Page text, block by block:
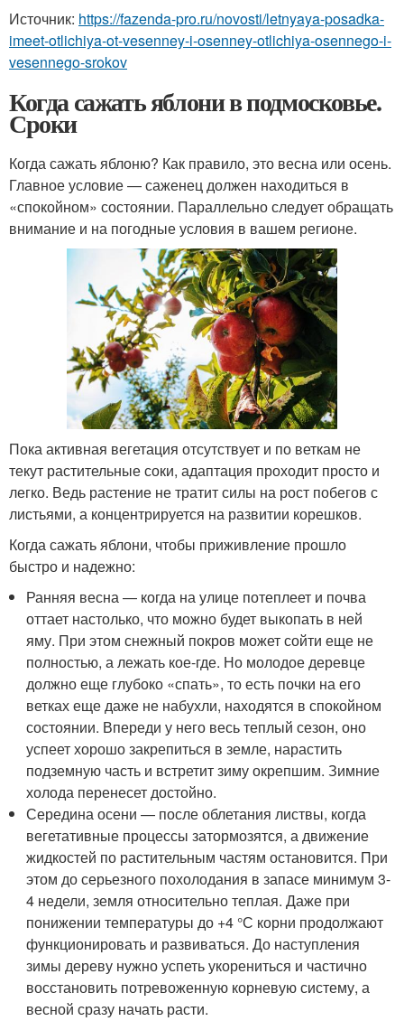
Источник: https://fazenda-pro.ru/novosti/letnyaya-posadka-
imeet-otlichiya-ot-vesenney-i-osenney-otlichiya-osennego-i-
vesennego-srokov
Когда сажать яблони в подмосковье.
Сроки
Когда сажать яблоню? Как правило, это весна или осень.
Главное условие — саженец должен находиться в
«спокойном» состоянии. Параллельно следует обращать
внимание и на погодные условия в вашем регионе.
Пока активная вегетация отсутствует и по веткам не
текут растительные соки, адаптация проходит просто и
легко. Ведь растение не тратит силы на рост побегов с
листьями, а концентрируется на развитии корешков.
Когда сажать яблони, чтобы приживление прошло
быстро и надежно:
Ранняя весна — когда на улице потеплеет и почва
оттает настолько, что можно будет выкопать в ней
яму. При этом снежный покров может сойти еще не
полностью, а лежать кое-где. Но молодое деревце
должно еще глубоко «спать», то есть почки на его
ветках еще даже не набухли, находятся в спокойном
состоянии. Впереди у него весь теплый сезон, оно
успеет хорошо закрепиться в земле, нарастить
подземную часть и встретит зиму окрепшим. Зимние
холода перенесет достойно.
Середина осени — после облетания листвы, когда
вегетативные процессы затормозятся, а движение
жидкостей по растительным частям остановится. При
этом до серьезного похолодания в запасе минимум 3-
4 недели, земля относительно теплая. Даже при
понижении температуры до +4 °С корни продолжают
функционировать и развиваться. До наступления
зимы дереву нужно успеть укорениться и частично
восстановить потревоженную корневую систему, а
весной сразу начать расти.